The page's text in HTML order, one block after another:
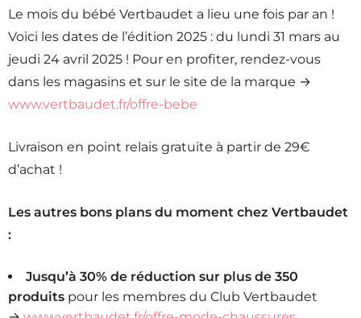
Le mois du bébé Vertbaudet a lieu une fois par an !
Voici les dates de l’édition 2025 : du lundi 31 mars au
jeudi 24 avril 2025 ! Pour en profiter, rendez-vous
dans les magasins et sur le site de la marque →
www.vertbaudet.fr/offre-bebe
Livraison en point relais gratuite à partir de 29€
d’achat !
Les autres bons plans du moment chez Vertbaudet
:
Jusqu’à 30% de réduction sur plus de 350
produits pour les membres du Club Vertbaudet